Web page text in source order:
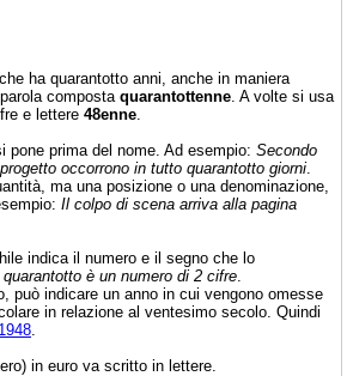
ha quarantotto anni, anche in maniera
composta quarantottenne . A volte si usa
e lettere 48enne
pone prima del nome. Ad esempio: Secondo
occorrono in tutto quarantotto giorni
ma una posizione o una denominazione,
Il colpo di scena arriva alla pagina
indica il numero e il segno che lo
quarantotto è un numero di 2 cifre
può indicare un anno in cui vengono omesse
in relazione al ventesimo secolo. Quindi
1948
in euro va scritto in lettere.